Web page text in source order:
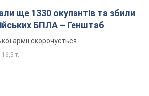
ще 1330 окупантів та збили
БПЛА – Генштаб
армії скорочується
16,3 т.